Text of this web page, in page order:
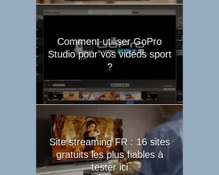
Comment utiliser GoPro
Studio pour vos vidéos sport
?
Site streaming FR : 16 sites
gratuits les plus fiables à
tester ici